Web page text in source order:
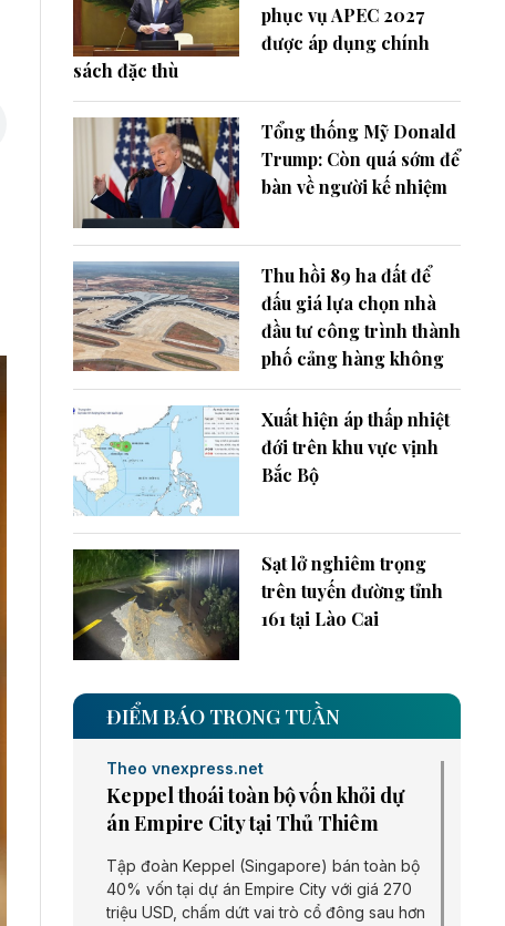
phục vụ APEC 2027
được áp dụng chính
sách đặc thù
Tổng thống Mỹ Donald
Trump: Còn quá sớm để
bàn về người kế nhiệm
Thu hồi 89 ha đất để
đấu giá lựa chọn nhà
đầu tư công trình thành
phố cảng hàng không
Xuất hiện áp thấp nhiệt
đới trên khu vực vịnh
Bắc Bộ
Sạt lở nghiêm trọng
trên tuyến đường tỉnh
161 tại Lào Cai
ĐIỂM BÁO TRONG TUẦN
Theo vnexpress.net
Keppel thoái toàn bộ vốn khỏi dự
án Empire City tại Thủ Thiêm
Tập đoàn Keppel (Singapore) bán toàn bộ
40% vốn tại dự án Empire City với giá 270
triệu USD, chấm dứt vai trò cổ đông sau hơn